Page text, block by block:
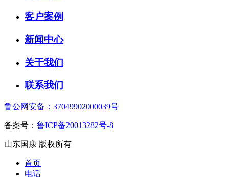
客户案例
新闻中心
关于我们
联系我们
鲁公网安备：37049902000039号
备案号： 鲁ICP备20013282号-8
山东国康 版权所有
首页
电话